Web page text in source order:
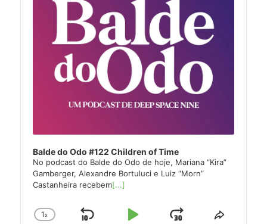
Balde do Odo #122 Children of Time
No podcast do Balde do Odo de hoje, Mariana “Kira”
Gamberger, Alexandre Bortuluci e Luiz “Morn”
Castanheira recebem[...]
Change
1x
Share